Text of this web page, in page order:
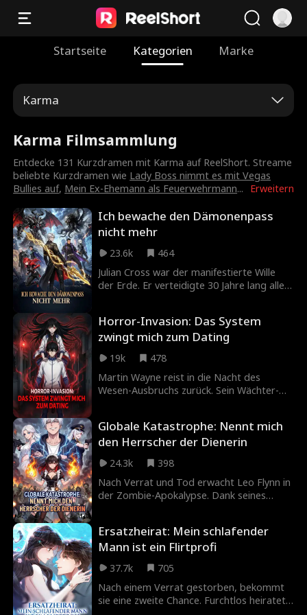
Startseite Kategorien Marke
Karma
Karma Filmsammlung
Erweitern
Entdecke 131 Kurzdramen mit Karma auf ReelShort. Streame
beliebte Kurzdramen wie Lady Boss nimmt es mit Vegas
Bullies auf, Mein Ex-Ehemann als Feuerwehrmann...
Ich bewache den Dämonenpass
nicht mehr
23.6k
464
Julian Cross war der manifestierte Wille
der Erde. Er verteidigte 30 Jahre lang allein
und verbannte ihn. Kaum war er weg,
kehrten die Dämonen zurück und das
Gemetzel begann. Die Föderation flehte
um Hilfe, aber Julian war fort. Als die
Dämonen im Blutrausch weiter
vorrückten, reichte Julian eine einzige
Horror-Invasion: Das System
zwingt mich zum Dating
19k
478
Martin Wayne reist in die Nacht des
Wesen-Ausbruchs zurück. Sein Wächter-
Verwandlung zur Wesen-Herrscherin zu
stoppen. Trotz tödlicher Angriffe, System-
Intrigen und familiärer Geheimnisse
kämpfen beide Seite an Seite um die
einzige Chance, die Geschichte
umzuschreiben.
Globale Katastrophe: Nennt mich
den Herrscher der Dienerin
24.3k
398
Nach Verrat und Tod erwacht Leo Flynn in
der Zombie-Apokalypse. Dank seines
und treuen Maids stellt er sich
Zombiehorden, Verschwörungen und der
Ersatzheirat: Mein schlafender
Mann ist ein Flirtprofi
37.7k
705
Nach einem Verrat gestorben, bekommt
sie eine zweite Chance. Furchtlos heiratet